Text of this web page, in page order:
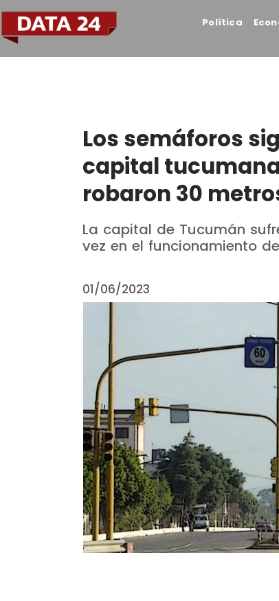
Política
Los semáforos
capital
robaron 30
La capital de Tucumán
vez en el funcionamiento
01/06/2023